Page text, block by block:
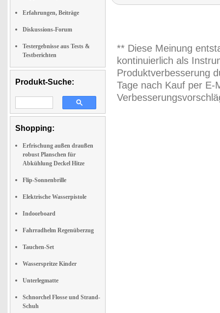
Erfahrungen, Beiträge
Diskussions-Forum
Testergebnisse aus Tests &
Testberichten
Produkt-Suche:
Shopping:
Erfrischung außen draußen
robust Planschen für
Abkühlung Deckel Hitze
Flip-Sonnenbrille
Elektrische Wasserpistole
Indoorboard
Fahrradhelm Regenüberzug
Tauchen-Set
Wasserspritze Kinder
Unterlegmatte
Schnorchel Flosse und Strand-
Schuh
** Diese Meinung
kontinuierlich als
Produktverbesserung
Tage nach Kauf per E-